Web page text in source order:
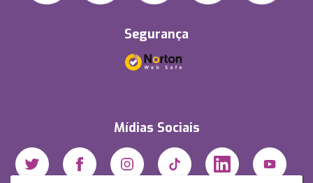
Segurança
Mídias Sociais